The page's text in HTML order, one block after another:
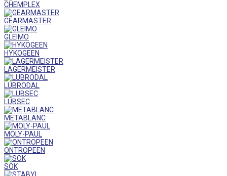
CHEMPLEX
GEARMASTER
GLEIMO
HYKOGEEN
LAGERMEISTER
LUBRODAL
LUBSEC
METABLANC
MOLY-PAUL
ONTROPEEN
SOK